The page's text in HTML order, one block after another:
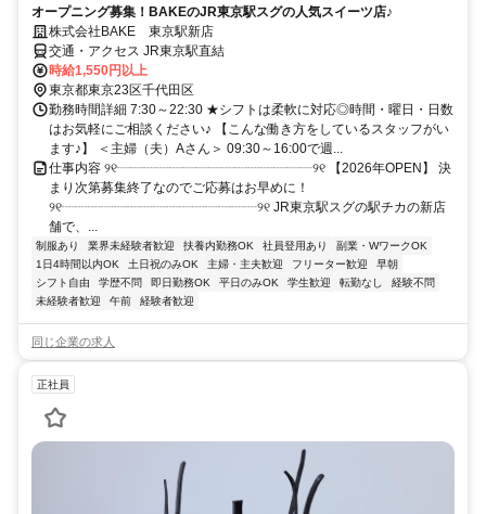
オープニング募集！BAKEのJR東京駅スグの人気スイーツ店♪
株式会社BAKE 東京駅新店
交通・アクセス JR東京駅直結
時給1,550円以上
東京都東京23区千代田区
勤務時間詳細 7:30～22:30 ★シフトは柔軟に対応◎時間・曜日・日数
はお気軽にご相談ください♪ 【こんな働き方をしているスタッフがい
ます♪】 ＜主婦（夫）Aさん＞ 09:30～16:00で週...
仕事内容 ୨୧┈┈┈┈┈┈┈┈┈┈┈┈┈┈┈୨୧ 【2026年OPEN】 決
まり次第募集終了なのでご応募はお早めに！
୨୧┈┈┈┈┈┈┈┈┈┈┈┈┈┈┈୨୧ JR東京駅スグの駅チカの新店
舗で、...
制服あり 業界未経験者歓迎 扶養内勤務OK 社員登用あり
副業・WワークOK
1日4時間以内OK
土日祝のみOK 主婦・主夫歓迎 フリーター歓迎
早朝
シフト自由
学歴不問 即日勤務OK 平日のみOK 学生歓迎 転勤なし
経験不問
未経験者歓迎
午前 経験者歓迎
同じ企業の求人
正社員